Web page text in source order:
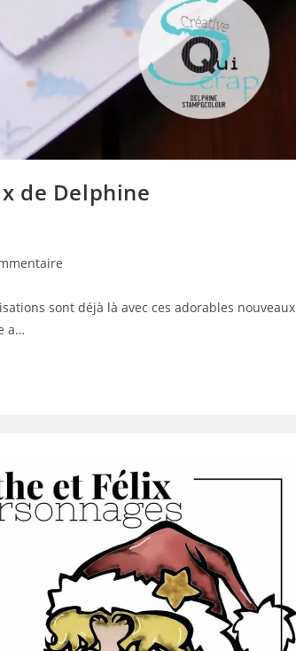
de Delphine
:
sont déjà là avec ces adorables nouveaux
a…